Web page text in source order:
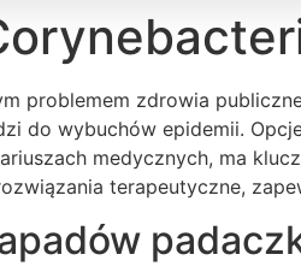
problemem zdrowia
do wybuchów epidemii.
medycznych, ma
terapeutyczne,